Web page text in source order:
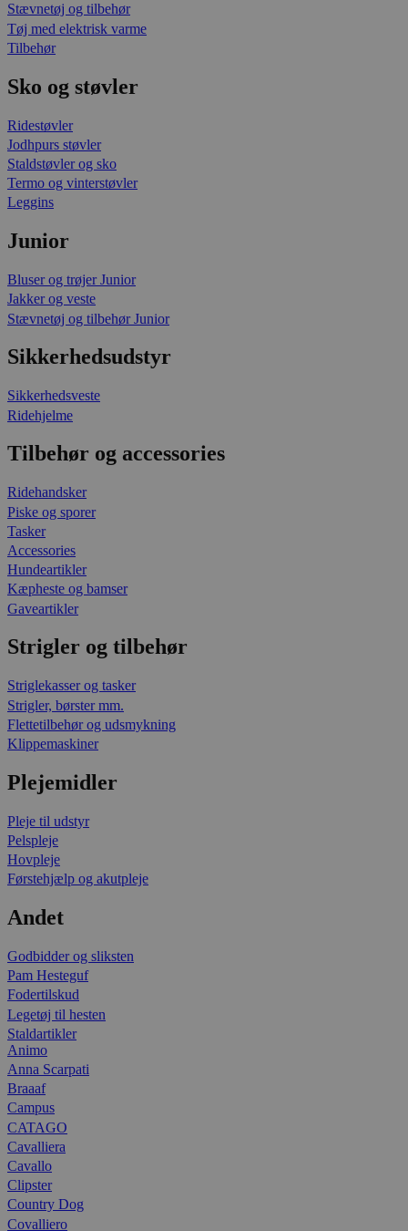
Stævnetøj og tilbehør
Tøj med elektrisk varme
Tilbehør
Sko og støvler
Ridestøvler
Jodhpurs støvler
Staldstøvler og sko
Termo og vinterstøvler
Leggins
Junior
Bluser og trøjer Junior
Jakker og veste
Stævnetøj og tilbehør Junior
Sikkerhedsudstyr
Sikkerhedsveste
Ridehjelme
Tilbehør og accessories
Ridehandsker
Piske og sporer
Tasker
Accessories
Hundeartikler
Kæpheste og bamser
Gaveartikler
Strigler og tilbehør
Striglekasser og tasker
Strigler, børster mm.
Flettetilbehør og udsmykning
Klippemaskiner
Plejemidler
Pleje til udstyr
Pelspleje
Hovpleje
Førstehjælp og akutpleje
Andet
Godbidder og sliksten
Pam Hesteguf
Fodertilskud
Legetøj til hesten
Staldartikler
Animo
Anna Scarpati
Braaaf
Campus
CATAGO
Cavalliera
Cavallo
Clipster
Country Dog
Covalliero